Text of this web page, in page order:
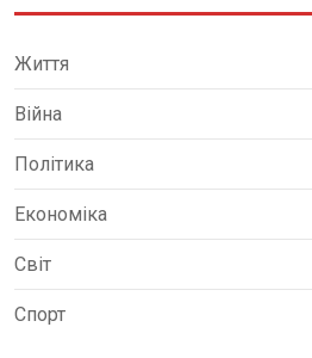
Життя
Війна
Політика
Економіка
Світ
Спорт